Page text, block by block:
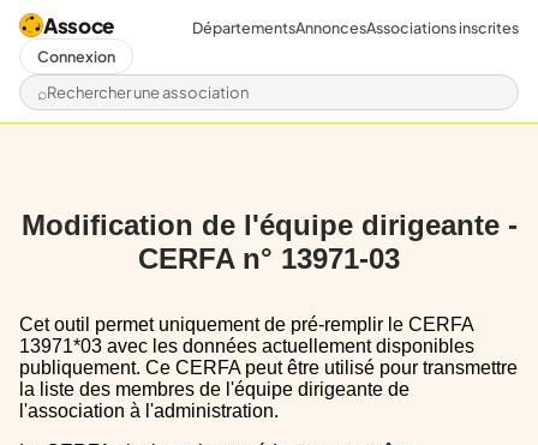
Assoce
Rechercher une association
DépartementsAnnoncesAssociations inscrites
Connexion
Modification de l'équipe dirigeante -
CERFA n° 13971-03
Cet outil permet uniquement de pré-remplir le CERFA
13971*03 avec les données actuellement disponibles
publiquement. Ce CERFA peut être utilisé pour transmettre
la liste des membres de l'équipe dirigeante de
l'association à l'administration.